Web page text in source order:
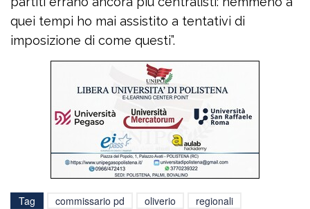
quei tempi ho mai assistito a tentativi di
imposizione di come questi”.
Tag commissario pd oliverio
regionali